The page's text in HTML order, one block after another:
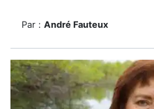
Par : André Fauteux